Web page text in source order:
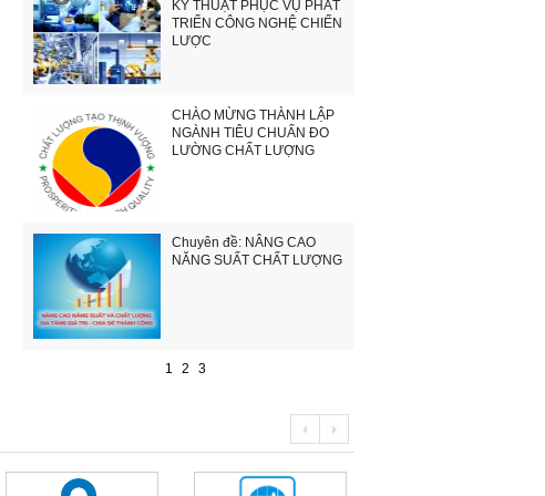
KỸ THUẬT PHỤC VỤ PHÁT
TRIỂN CÔNG NGHỆ CHIẾN
LƯỢC
CHÀO MỪNG THÀNH LẬP
NGÀNH TIÊU CHUẨN ĐO
LƯỜNG CHẤT LƯỢNG
Chuyên đề: NÂNG CAO
NĂNG SUẤT CHẤT LƯỢNG
1 2 3